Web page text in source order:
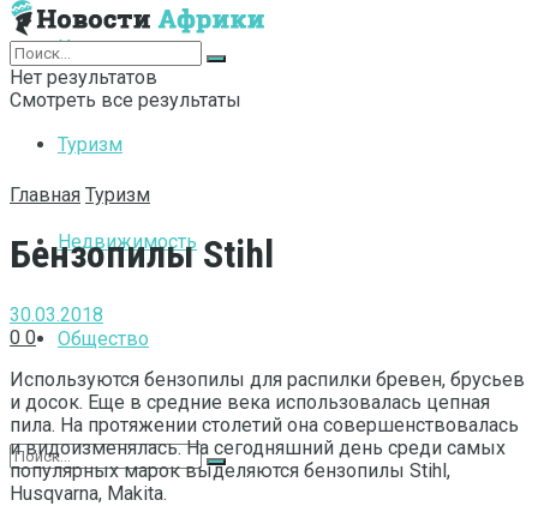
Интернет
Туризм
Недвижимость
Общество
Нет результатов
Смотреть все результаты
Главная Туризм
Бензопилы Stihl
30.03.2018
0 0
Используются бензопилы для распилки бревен, брусьев
и досок. Еще в средние века использовалась цепная
пила. На протяжении столетий она совершенствовалась
и видоизменялась. На сегодняшний день среди самых
популярных марок выделяются бензопилы Stihl,
Husqvarna, Makita.